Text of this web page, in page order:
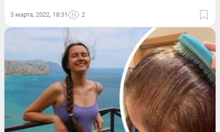
3 марта, 2022, 18:31 2